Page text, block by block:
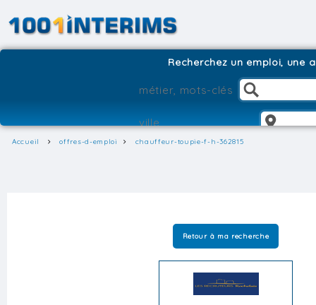
Recherchez un emploi, une
Accueil offres-d-emploi chauffeur-toupie-f-h-362815
Retour à ma recherche